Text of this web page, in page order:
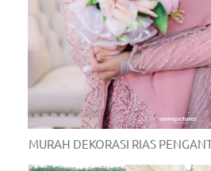
MURAH DEKORASI RIAS